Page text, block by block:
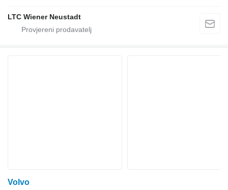
LTC Wiener Neustadt
Volvo